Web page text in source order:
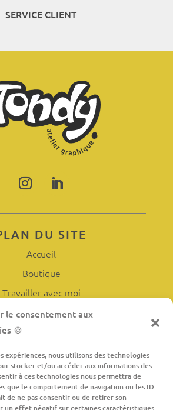
le consentement aux
🍪
nous utilisons des technologies
stocker et/ou accéder aux informations des
à ces technologies nous permettra de
que le comportement de navigation ou les ID
de ne pas consentir ou de retirer son
un effet négatif sur certaines caractéristiques
SERVICE CLIENT
DU SITE
Accueil
Boutique
Travailler avec moi
L’atelier
Contact
LÉGALES